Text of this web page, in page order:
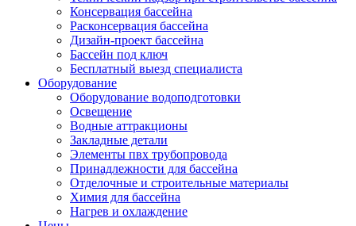
Консервация бассейна
Расконсервация бассейна
Дизайн-проект бассейна
Бассейн под ключ
Бесплатный выезд специалиста
Оборудование
Оборудование водоподготовки
Освещение
Водные аттракционы
Закладные детали
Элементы пвх трубопровода
Принадлежности для бассейна
Отделочные и строительные материалы
Химия для бассейна
Нагрев и охлаждение